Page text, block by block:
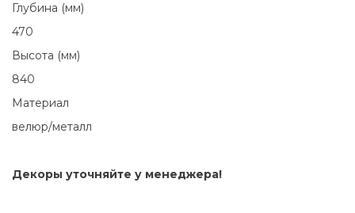
Глубина (мм)
470
Высота (мм)
840
Материал
велюр/металл
Декоры уточняйте у менеджера!